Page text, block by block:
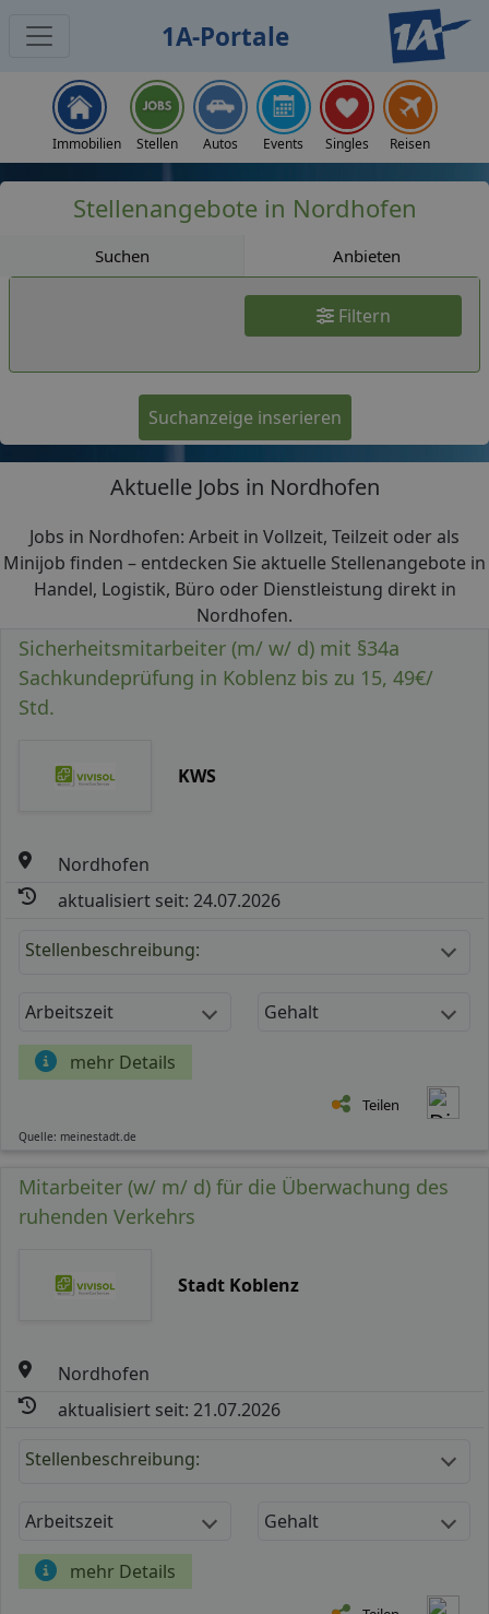
1A-Portale
Immobilien Stellen Autos Events Singles Reisen
Stellenangebote in Nordhofen
Suchen Anbieten
Filtern
Suchanzeige inserieren
Aktuelle Jobs in Nordhofen
Jobs in Nordhofen: Arbeit in Vollzeit, Teilzeit oder als
Minijob finden – entdecken Sie aktuelle Stellenangebote in
Handel, Logistik, Büro oder Dienstleistung direkt in
Nordhofen.
Sicherheitsmitarbeiter (m/ w/ d) mit §34a
Sachkundeprüfung in Koblenz bis zu 15, 49€/
Std.
KWS
Nordhofen
aktualisiert seit: 24.07.2026
Stellenbeschreibung:
Arbeitszeit Gehalt
mehr Details
Teilen
Quelle: meinestadt.de
Mitarbeiter (w/ m/ d) für die Überwachung des
ruhenden Verkehrs
Stadt Koblenz
Nordhofen
aktualisiert seit: 21.07.2026
Stellenbeschreibung:
Arbeitszeit Gehalt
mehr Details